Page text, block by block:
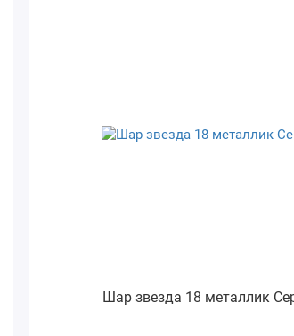
Шар звезда 18 металлик